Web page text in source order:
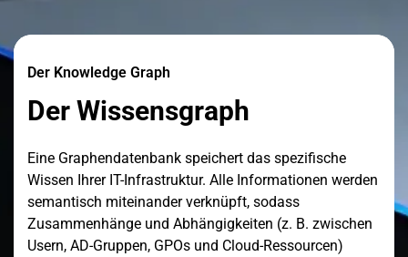
Der Knowledge Graph
Der Wissensgraph
Eine Graphendatenbank speichert das spezifische
Wissen Ihrer IT-Infrastruktur. Alle Informationen werden
semantisch miteinander verknüpft, sodass
Zusammenhänge und Abhängigkeiten (z. B. zwischen
Usern, AD-Gruppen, GPOs und Cloud-Ressourcen)